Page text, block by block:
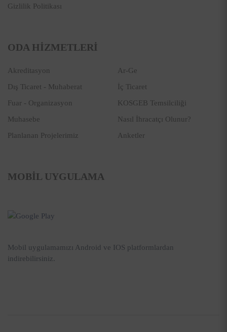
Gizlilik Politikası
ODA HİZMETLERİ
Akreditasyon
Ar-Ge
Dış Ticaret - Muhaberat
İç Ticaret
Fuar - Organizasyon
KOSGEB Temsilciliği
Muhasebe
Nasıl İhracatçı Olunur?
Planlanan Projelerimiz
Anketler
MOBİL UYGULAMA
Mobil uygulamamızı Android ve IOS platformlardan
indirebilirsiniz.